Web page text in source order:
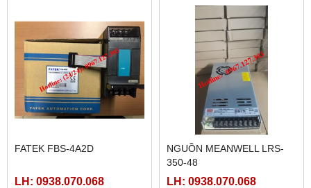
FATEK FBS-4A2D
LH: 0938.070.068
NGUỒN MEANWELL LRS-
350-48
LH: 0938.070.068